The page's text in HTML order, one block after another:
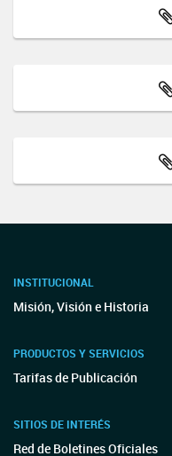
INSTITUCIONAL
Misión, Visión e Historia
PRODUCTOS Y SERVICIOS
Tarifas de Publicación
SITIOS DE INTERÉS
Red de Boletines Oficiales